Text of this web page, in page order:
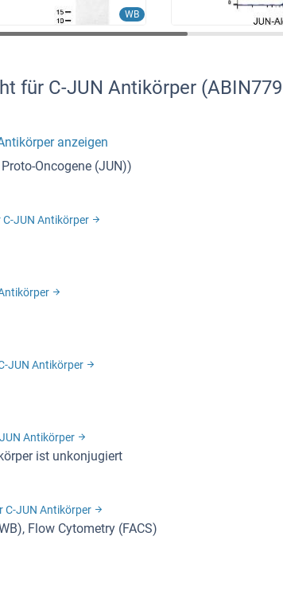
WB
für C-JUN Antikörper
anzeigen
Oncogene (JUN))
JUN Antikörper
JUN Antikörper
Antikörper
ist unkonjugiert
C-JUN Antikörper
Flow Cytometry (FACS)